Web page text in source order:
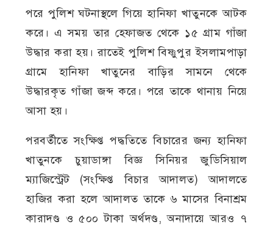
পরে পুলিশ ঘটনাস্থলে গিয়ে হানিফা খাতুনকে আটক
করে। এ সময় তার হেফাজত থেকে ১৫ গ্রাম গাঁজা
উদ্ধার করা হয়। রাতেই পুলিশ বিষ্ণুপুর ইসলামপাড়া
গ্রামে হানিফা খাতুনের বাড়ির সামনে থেকে
উদ্ধারকৃত গাঁজা জব্দ করে। পরে তাকে থানায় নিয়ে
আসা হয়।
পরবর্তীতে সংক্ষিপ্ত পদ্ধতিতে বিচারের জন্য হানিফা
খাতুনকে চুয়াডাঙ্গা বিজ্ঞ সিনিয়র জুডিসিয়াল
ম্যাজিস্ট্রেট (সংক্ষিপ্ত বিচার আদালত) আদালতে
হাজির করা হলে আদালত তাকে ৬ মাসের বিনাশ্রম
কারাদণ্ড ও ৫০০ টাকা অর্থদণ্ড, অনাদায়ে আরও ৭